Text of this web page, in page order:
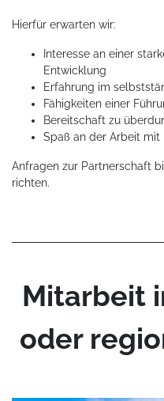
Hierfür erwarten wir:
Interesse an einer
Entwicklung
Erfahrung im
Fähigkeiten einer
Bereitschaft zu
Spaß an der Arbeit mit
Anfragen zur Partnerschaft
richten.
Mitarbeit
oder